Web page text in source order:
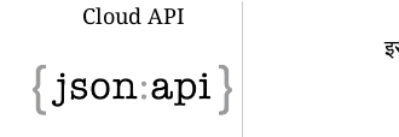
Cloud API